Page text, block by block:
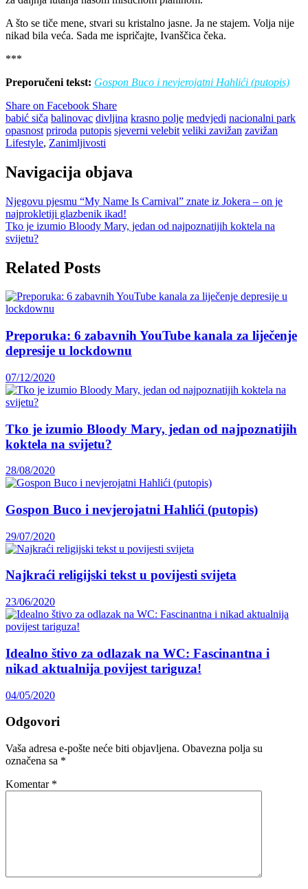
A što se tiče mene, stvari su kristalno jasne. Ja ne stajem. Volja nije
nikad bila veća. Sada me ispričajte, Ivanščica čeka.
***
Preporučeni tekst: Gospon Buco i nevjerojatni Hahlići (putopis)
Share on Facebook Share
babić siča balinovac divljina krasno polje medvjedi nacionalni park
opasnost priroda putopis sjeverni velebit veliki zavižan zavižan
Lifestyle, Zanimljivosti
Navigacija objava
Njegovu pjesmu “My Name Is Carnival” znate iz Jokera – on je
najprokletiji glazbenik ikad!
Tko je izumio Bloody Mary, jedan od najpoznatijih koktela na
svijetu?
Related Posts
Preporuka: 6 zabavnih YouTube kanala za liječenje
depresije u lockdownu
07/12/2020
Tko je izumio Bloody Mary, jedan od najpoznatijih
koktela na svijetu?
28/08/2020
Gospon Buco i nevjerojatni Hahlići (putopis)
29/07/2020
Najkraći religijski tekst u povijesti svijeta
23/06/2020
Idealno štivo za odlazak na WC: Fascinantna i
nikad aktualnija povijest tariguza!
04/05/2020
Odgovori
Vaša adresa e-pošte neće biti objavljena. Obavezna polja su
označena sa *
Komentar *